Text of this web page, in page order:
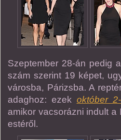
Szeptember 28-án pedig
szám szerint 19 képet,
városba, Párizsba. A
adaghoz: ezek október
amikor vacsorázni indult
estéről.